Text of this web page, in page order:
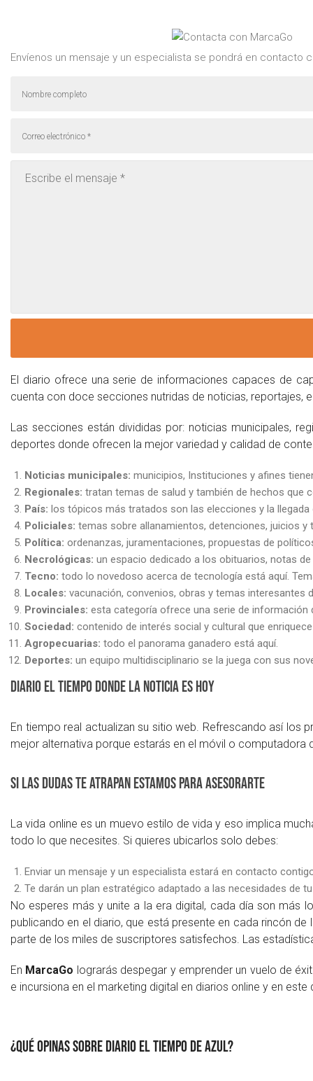
Envíenos un mensaje y un especialista se pondrá en contacto
El diario ofrece una serie de informaciones capaces de
cuenta con doce secciones nutridas de noticias, reportajes,
Las secciones están divididas por: noticias municipales,
deportes donde ofrecen la mejor variedad y calidad de
Noticias municipales: municipios, Instituciones y afines
Regionales: tratan temas de salud y también de hechos que
País: los tópicos más tratados son las elecciones y la
Policiales: temas sobre allanamientos, detenciones, juicios
Política: ordenanzas, juramentaciones, propuestas de
Necrológicas: un espacio dedicado a los obituarios, notas de
Tecno: todo lo novedoso acerca de tecnología está aquí.
Locales: vacunación, convenios, obras y temas interesantes
Provinciales: esta categoría ofrece una serie de información
Sociedad: contenido de interés social y cultural que
Agropecuarias: todo el panorama ganadero está aquí.
Deportes: un equipo multidisciplinario se la juega con sus
Diario El Tiempo donde la noticia es hoy
En tiempo real actualizan su sitio web. Refrescando así los
mejor alternativa porque estarás en el móvil o computadora
Si las dudas te atrapan estamos para asesorarte
La vida online es un muevo estilo de vida y eso implica
todo lo que necesites. Si quieres ubicarlos solo debes:
Enviar un mensaje y un especialista estará en contacto
Te darán un plan estratégico adaptado a las necesidades de
No esperes más y unite a la era digital, cada día son más
publicando en el diario, que está presente en cada rincón
parte de los miles de suscriptores satisfechos. Las
En MarcaGo lograrás despegar y emprender un vuelo de
e incursiona en el marketing digital en diarios online y en
¿QUÉ OPINAS SOBRE DIARIO EL TIEMPO DE AZUL?